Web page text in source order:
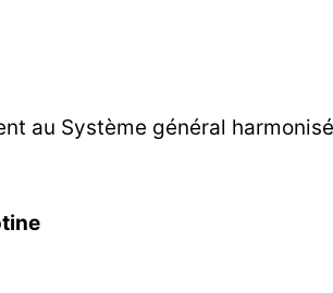
au Système général